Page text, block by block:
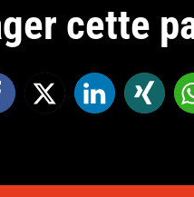
cette